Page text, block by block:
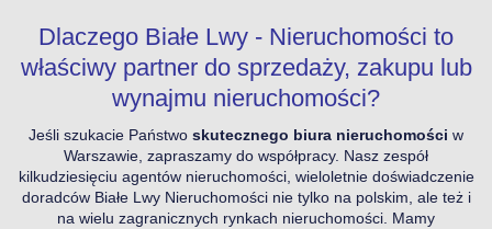
Dlaczego Białe Lwy - Nieruchomości to
właściwy partner do sprzedaży, zakupu lub
wynajmu nieruchomości?
Jeśli szukacie Państwo skutecznego biura nieruchomości w
Warszawie, zapraszamy do współpracy. Nasz zespół
kilkudziesięciu agentów nieruchomości, wieloletnie doświadczenie
doradców Białe Lwy Nieruchomości nie tylko na polskim, ale też i
na wielu zagranicznych rynkach nieruchomości. Mamy